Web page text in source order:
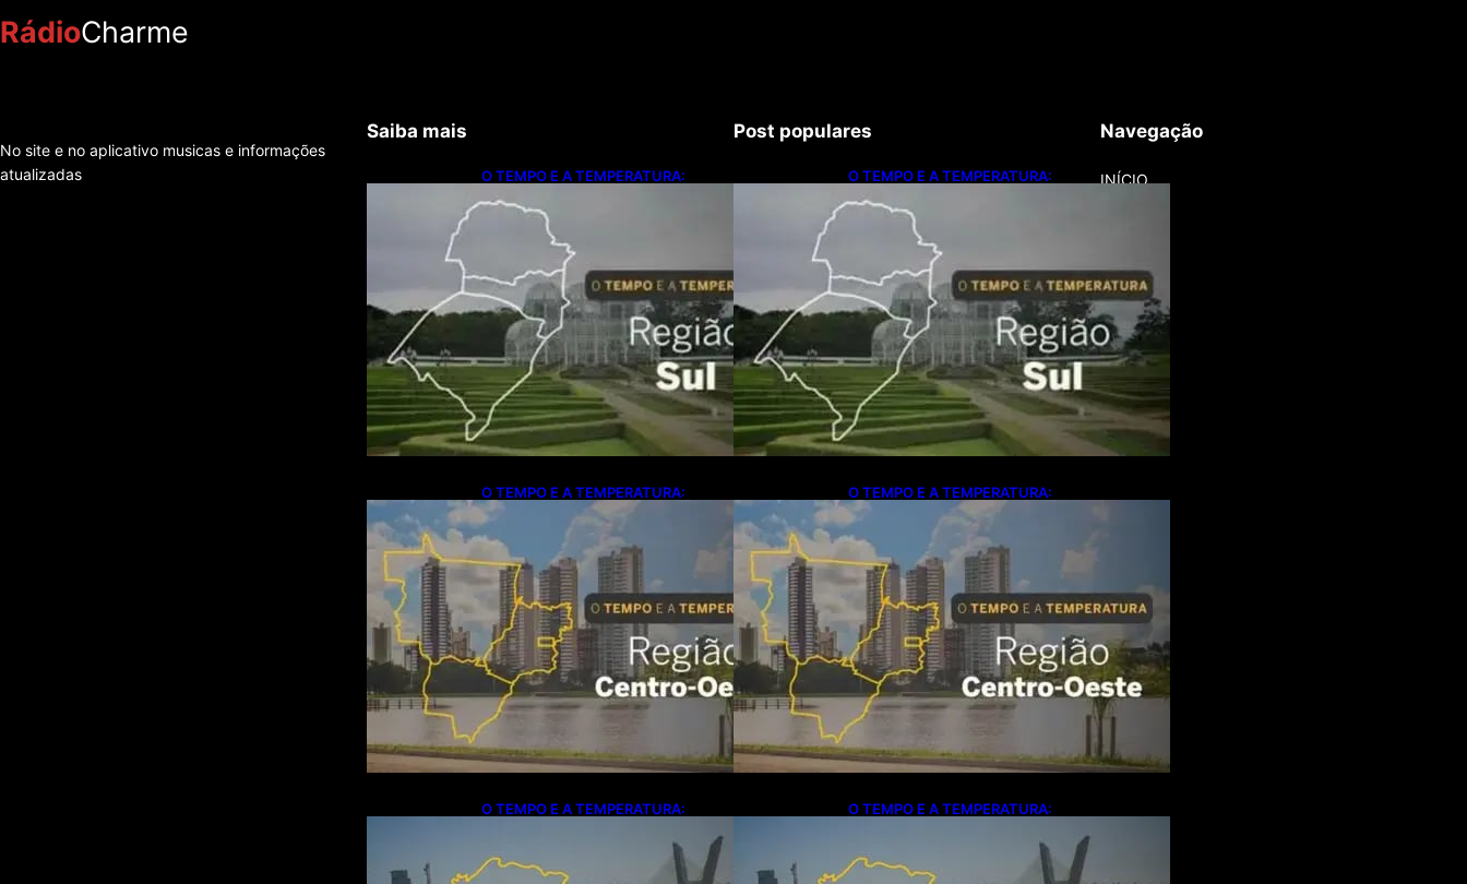
RádioCharme
No site e no aplicativo musicas e informações
atualizadas
Saiba mais
O TEMPO E A TEMPERATURA:
temporais no Sul nesta quinta-feira
O TEMPO E A TEMPERATURA:
Centro-Oeste terá calor e temporais
isolados nesta quinta-feira
O TEMPO E A TEMPERATURA:
Post populares
O TEMPO E A TEMPERATURA:
temporais no Sul nesta quinta-feira
O TEMPO E A TEMPERATURA:
Centro-Oeste terá calor e temporais
isolados nesta quinta-feira
O TEMPO E A TEMPERATURA:
Navegação
INÍCIO